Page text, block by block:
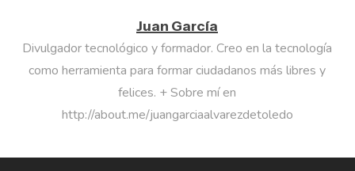
Juan García
Divulgador tecnológico y formador. Creo en la tecnología
como herramienta para formar ciudadanos más libres y
felices. + Sobre mí en
http://about.me/juangarciaalvarezdetoledo